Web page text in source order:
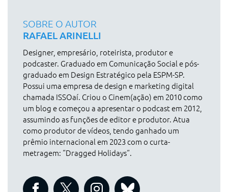
SOBRE O AUTOR
RAFAEL ARINELLI
Designer, empresário, roteirista, produtor e
podcaster. Graduado em Comunicação Social e pós-
graduado em Design Estratégico pela ESPM-SP.
Possui uma empresa de design e marketing digital
chamada ISSOaí. Criou o Cinem(ação) em 2010 como
um blog e começou a apresentar o podcast em 2012,
assumindo as funções de editor e produtor. Atua
como produtor de vídeos, tendo ganhado um
prêmio internacional em 2023 com o curta-
metragem: “Dragged Holidays“.